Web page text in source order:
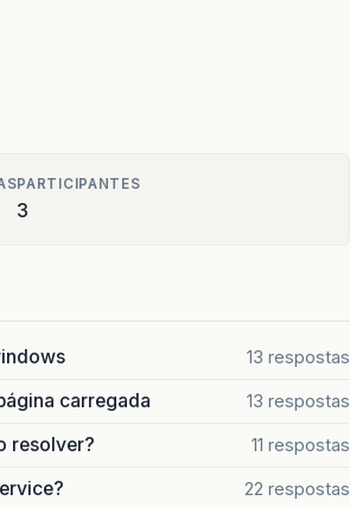
PARTICIPANTES
3
13 respostas
carregada 13 respostas
resolver? 11 respostas
22 respostas